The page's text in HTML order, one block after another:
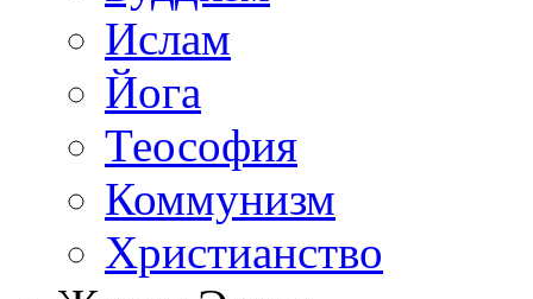
Ислам
Йога
Теософия
Коммунизм
Христианство